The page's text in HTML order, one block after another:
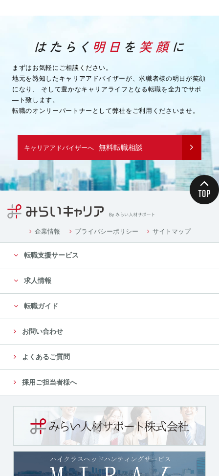
・サービスに関する情報のご案内等を行うため
・企業様へ各種連絡を行うため
・その他、上記業務に関連または付随する業務を行う
ため
（３）取引先企業情報
・業務を履行するため
・企業様へ各種連絡を行うため
（４）募集や採用に応募頂く方の情報
（５）当社従業者の情報
・人事や労務、福利厚生などの業務連絡のため
４．個人情報の委託について
当社は、業務を円滑に進める等の理由から、業務の一
部を外部に委託する際に、個人情報を委託す
る場合があります。ただし、委託先に開示するお客様
の個人情報は、当該業務の委託に必要となる
最小限の個人情報のみとし、かつ使用範囲もその範囲
に限定します。
尚、委託先は、十分な個人情報の保護水準を満たして
いる委託先を選定し、安全管理が図られるよ
う、委託先に対する必要かつ適切な管理監督をいたし
ます。
５．個人情報の第三者への提供について
当社では、収集した個人情報を、以下のいずれかに該
当する場合を除き、いかなる第三者にも提供
または開示いたしません。
（１）法令に基づく場合
（２）人の生命、身体又は財産の保護のために必要が
ある場合であって、本人の同意を得ることが
困難であるとき
（３）公衆衛生の向上又は児童の健全な育成の推進の
ために特に必要がある場合であって、本人の
同意を得ることが困難であるとき
まずはお気軽にご相談ください。
地元を熟知したキャリアアドバイザーが、求職者様の明日が笑顔
になり、
そして豊かなキャリアライフとなる転職を全力でサポ
―ト致します。
転職のオンリーパートナーとして弊社をご利用くださいませ。
キャリアアドバイザーへ 無料転職相談
企業情報 プライバシーポリシー サイトマップ
転職支援サービス
求人情報
転職ガイド
お問い合わせ
よくあるご質問
採用ご担当者様へ